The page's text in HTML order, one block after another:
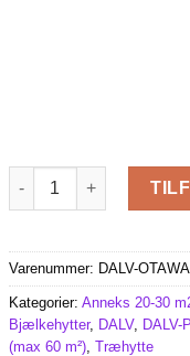
Otawa 27m² (6m x
Varenummer: DALV-OTAWA
Kategorier: Anneks 20-30
Bjælkehytter, DALV, DALV-
(max 60 m²) Træhytte